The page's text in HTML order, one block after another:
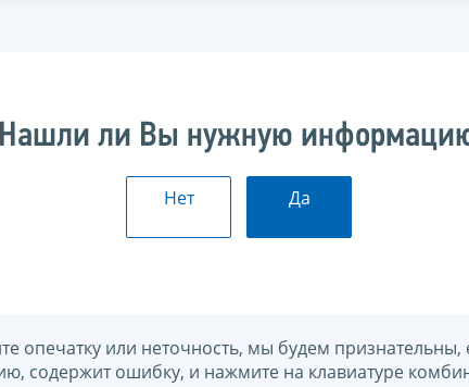
Нашли ли Вы нужную
Нет Да
опечатку или неточность, мы будем
содержит ошибку, и нажмите на клавиатуре